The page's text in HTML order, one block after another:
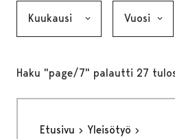
Haku "page/7" palautti 27
Etusivu
Yleisötyö